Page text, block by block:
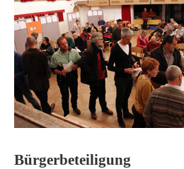
Bürgerbeteiligung